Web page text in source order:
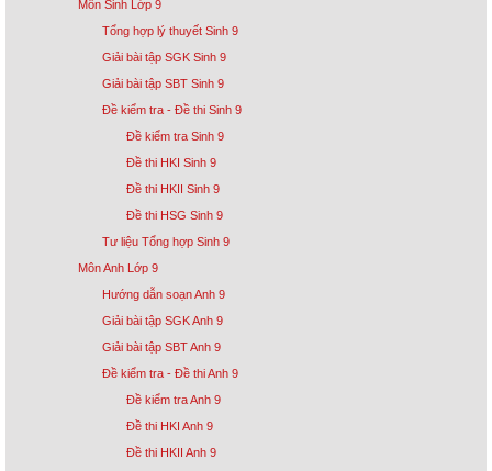
Môn Sinh Lớp 9
Tổng hợp lý thuyết Sinh 9
Giải bài tập SGK Sinh 9
Giải bài tập SBT Sinh 9
Đề kiểm tra - Đề thi Sinh 9
Đề kiểm tra Sinh 9
Đề thi HKI Sinh 9
Đề thi HKII Sinh 9
Đề thi HSG Sinh 9
Tư liệu Tổng hợp Sinh 9
Môn Anh Lớp 9
Hướng dẫn soạn Anh 9
Giải bài tập SGK Anh 9
Giải bài tập SBT Anh 9
Đề kiểm tra - Đề thi Anh 9
Đề kiểm tra Anh 9
Đề thi HKI Anh 9
Đề thi HKII Anh 9